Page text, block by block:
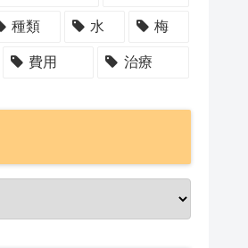
種類 水 梅
費用 治療